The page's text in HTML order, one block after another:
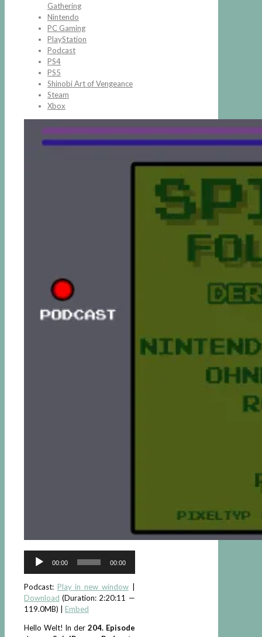
Gathering
Nintendo
PC Gaming
PlayStation
Podcast
PS4
PS5
Shinobi Art of Vengeance
Steam
Xbox
Audio-
Player
00:00 00:00
Podcast: Play in new window|
Download (Duration: 2:20:11 —
119.0MB) | Embed
Hello Welt! In der 204. Episode